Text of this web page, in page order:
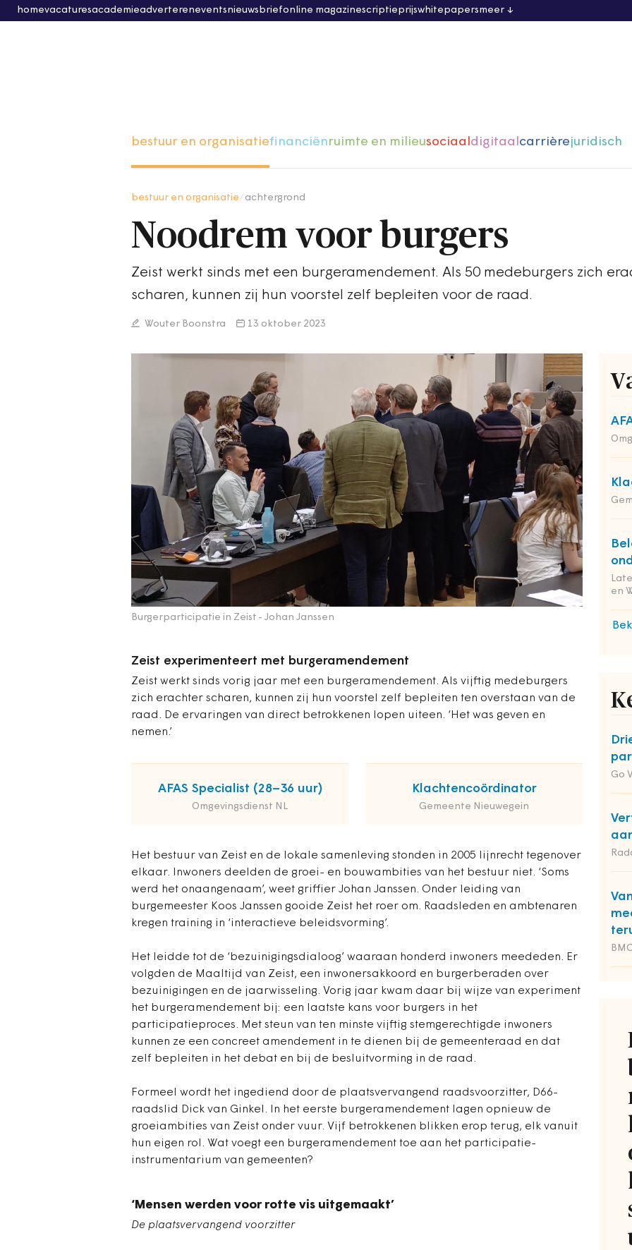
homevacaturesacademieadvertereneventsnieuwsbriefonline magazinescriptieprijswhitepapersmeer
bestuur en organisatiefinanciënruimte en milieusociaaldigitaalcarrièrejuridisch
bestuur en organisatie achtergrond
Noodrem voor burgers
Zeist werkt sinds met een burgeramendement. Als 50 medeburgers zich
scharen, kunnen zij hun voorstel zelf bepleiten voor de raad.
Wouter Boonstra 13 oktober 2023
Burgerparticipatie in Zeist - Johan Janssen
Zeist experimenteert met burgeramendement
Zeist werkt sinds vorig jaar met een burgeramendement. Als vijftig medeburgers
zich erachter scharen, kunnen zij hun voorstel zelf bepleiten ten overstaan van de
raad. De ervaringen van direct betrokkenen lopen uiteen. ‘Het was geven en
nemen.’
AFAS Specialist (28–36 uur)
Omgevingsdienst NL
Klachtencoördinator
Gemeente Nieuwegein
Het bestuur van Zeist en de lokale samenleving stonden in 2005 lijnrecht tegenover
elkaar. Inwoners deelden de groei- en bouwambities van het bestuur niet. ‘Soms
werd het onaangenaam’, weet griffier Johan Janssen. Onder leiding van
burgemeester Koos Janssen gooide Zeist het roer om. Raadsleden en ambtenaren
kregen training in ‘interactieve beleidsvorming’.
en
Go
BMC
Het leidde tot de ‘bezuinigingsdialoog’ waaraan honderd inwoners meededen. Er
volgden de Maaltijd van Zeist, een inwonersakkoord en burgerberaden over
bezuinigingen en de jaarwisseling. Vorig jaar kwam daar bij wijze van experiment
het burgeramendement bij: een laatste kans voor burgers in het
participatieproces. Met steun van ten minste vijftig stemgerechtigde inwoners
kunnen ze een concreet amendement in te dienen bij de gemeenteraad en dat
zelf bepleiten in het debat en bij de besluitvorming in de raad.
Formeel wordt het ingediend door de plaatsvervangend raadsvoorzitter, D66-
raadslid Dick van Ginkel. In het eerste burgeramendement lagen opnieuw de
groeiambities van Zeist onder vuur. Vijf betrokkenen blikken erop terug, elk vanuit
hun eigen rol. Wat voegt een burgeramendement toe aan het participatie-
instrumentarium van gemeenten?
‘Mensen werden voor rotte vis uitgemaakt’
De plaatsvervangend voorzitter